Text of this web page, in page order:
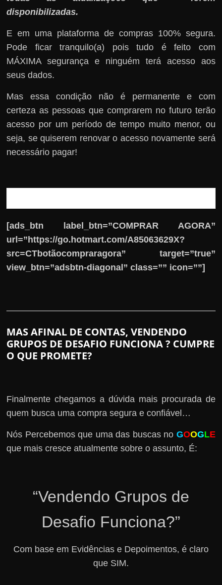
disponibilizadas.
E em uma plataforma de compras 100% segura.
Pode ficar tranquilo(a) pois tudo é feito com
MÁXIMA segurança e ninguém terá acesso aos
seus dados.
Mas essa condição não é permanente e com
certeza as pessoas que comprarem no futuro terão
acesso por um período de tempo muito menor, ou
seja, se quiserem renovar o acesso novamente será
necessário pagar!
[ads_btn label_btn=”COMPRAR AGORA”
url=”https://go.hotmart.com/A85063629X?
src=CTbotãocompraragora” target=”true”
view_btn=”adsbtn-diagonal” class=”” icon=””]
MAS AFINAL DE CONTAS, VENDENDO
GRUPOS DE DESAFIO FUNCIONA ? CUMPRE
O QUE PROMETE?
Finalmente chegamos a dúvida mais procurada de
quem busca uma compra segura e confiável…
Nós Percebemos que uma das buscas no GOOGLE
que mais cresce atualmente sobre o assunto, É:
“Vendendo Grupos de
Desafio Funciona?”
Com base em Evidências e Depoimentos, é claro
que SIM.